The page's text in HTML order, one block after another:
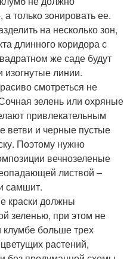
только зонировать ее.
на несколько зон,
длинного коридора с
же саде будут
линии.
смотреться не
зелень или охряные
привлекательным
ветви и черные пустые
Поэтому нужно
вечнозеленые
листвой –
самшит.
краски должны
зеленью, при этом не
больше трех
растений,